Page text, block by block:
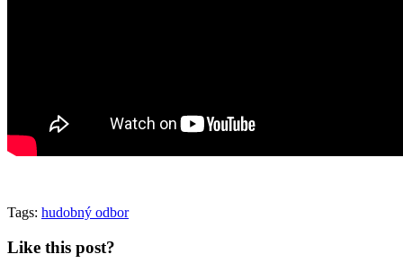
Tags: hudobný odbor
Like this post?